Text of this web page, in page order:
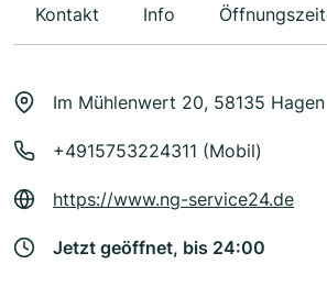
Kontakt Info
Im Mühlenwert 20, 58135 Hagen
+4915753224311 (Mobil)
https://www.ng-service24.de
Jetzt geöffnet, bis 24:00